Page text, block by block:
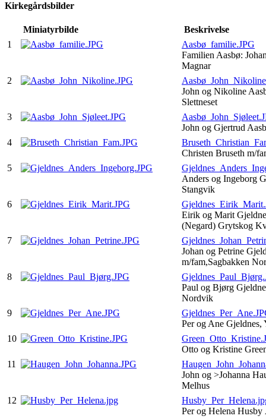
Kirkegårdsbilder
Miniatyrbilde
Beskrivelse
1
Aasbø_familie.JPG
Familien Aasbø:
Magnar
2
John og Nikoline
Slettneset
3
John og Gjertrud
4
Christen Bruseth m/
5
Anders og Ingeborg
Stangvik
6
Eirik og Marit
(Negard) Grytskog
7
Johan og Petrine
m/fam,Sagbakken
8
Paul og Bjørg
Nordvik
9
Per og Ane
10
Otto og Kristine
11
John og >Johanna
Melhus
12
Per og Helena